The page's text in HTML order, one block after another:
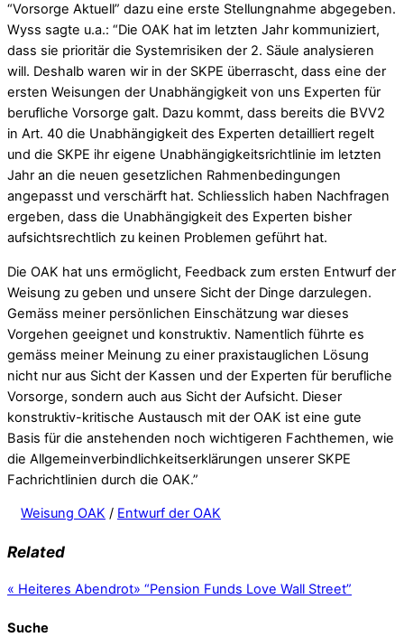
“Vorsorge Aktuell” dazu eine erste Stellungnahme abgegeben.
Wyss sagte u.a.: “Die OAK hat im letzten Jahr kommuniziert,
dass sie prioritär die Systemrisiken der 2. Säule analysieren
will. Deshalb waren wir in der SKPE überrascht, dass eine der
ersten Weisungen der Unabhängigkeit von uns Experten für
berufliche Vorsorge galt. Dazu kommt, dass bereits die BVV2
in Art. 40 die Unabhängigkeit des Experten detailliert regelt
und die SKPE ihr eigene Unabhängigkeitsrichtlinie im letzten
Jahr an die neuen gesetzlichen Rahmenbedingungen
angepasst und verschärft hat. Schliesslich haben Nachfragen
ergeben, dass die Unabhängigkeit des Experten bisher
aufsichtsrechtlich zu keinen Problemen geführt hat.
Die OAK hat uns ermöglicht, Feedback zum ersten Entwurf der
Weisung zu geben und unsere Sicht der Dinge darzulegen.
Gemäss meiner persönlichen Einschätzung war dieses
Vorgehen geeignet und konstruktiv. Namentlich führte es
gemäss meiner Meinung zu einer praxistauglichen Lösung
nicht nur aus Sicht der Kassen und der Experten für berufliche
Vorsorge, sondern auch aus Sicht der Aufsicht. Dieser
konstruktiv-kritische Austausch mit der OAK ist eine gute
Basis für die anstehenden noch wichtigeren Fachthemen, wie
die Allgemeinverbindlichkeitserklärungen unserer SKPE
Fachrichtlinien durch die OAK.”
Weisung OAK / Entwurf der OAK
Related
« Heiteres Abendrot» “Pension Funds Love Wall Street”
Suche